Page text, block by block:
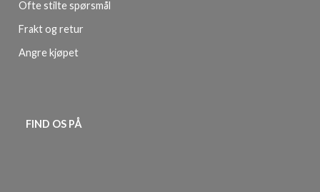
Ofte stilte spørsmål
Frakt og retur
Angre kjøpet
FIND OS PÅ